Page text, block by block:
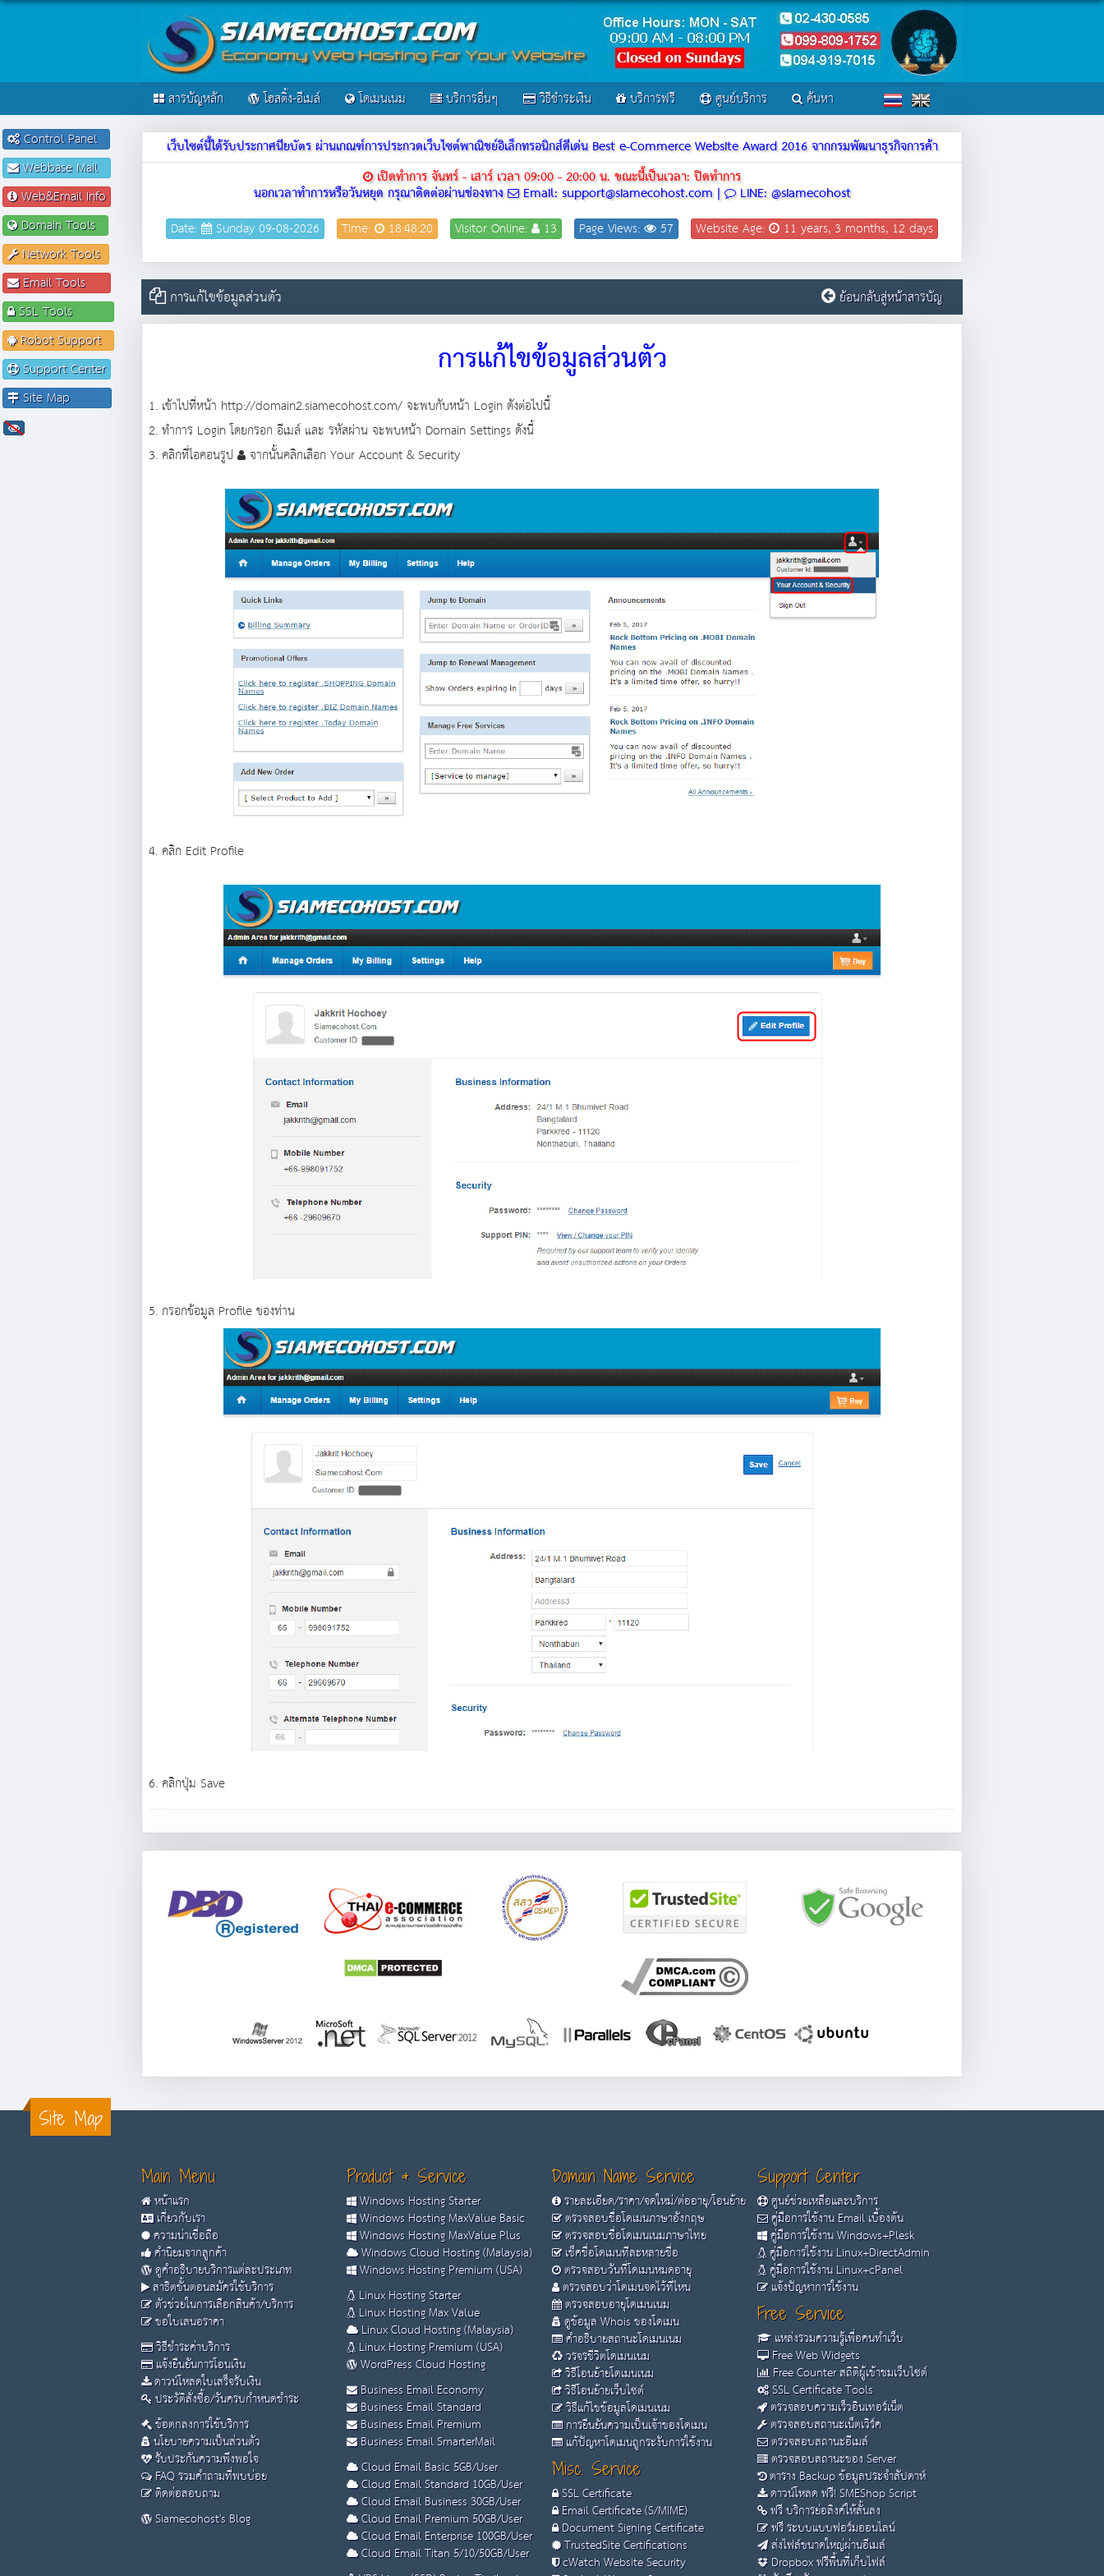
สารบัญหลัก โฮสติ้ง-อีเมล์ โดเมนเนม บริการอื่นๆ วิธีชำระเงิน บริการฟรี ศูนย์บริการ ค้นหา
เว็บไซต์นี้ได้รับประกาศนียบัตร ผ่านเกณฑ์การประกวดเว็บไซต์พาณิชย์อิเล็กทรอนิกส์ดีเด่น Best e-Commerce Website Award 2016 จากกรมพัฒนาธุรกิจการค้า
เปิดทำการ จันทร์ - เสาร์ เวลา 09:00 - 20:00 น.ขณะนี้เป็นเวลา: ปิดทำการ
นอกเวลาทำการหรือวันหยุด กรุณาติดต่อผ่านช่องทาง Email: support@siamecohost.com | LINE: @siamecohost
Date: Sunday 09-08-2026 Time: 18:48:20 Visitor Online: 13 Page Views: 57 Website Age: 11 years, 3 months, 12 days
การแก้ไขข้อมูลส่วนตัว ย้อนกลับสู่หน้าสารบัญ
การแก้ไขข้อมูลส่วนตัว
1. เข้าไปที่หน้า http://domain2.siamecohost.com/จะพบกับหน้า Login ดังต่อไปนี้
2. ทำการ Login โดยกรอก อีเมล์ และ รหัสผ่าน จะพบหน้า Domain Settings ดังนี้
3. คลิกที่ไอคอนรูป
จากนั้นคลิกเลือก Your Account & Security
4. คลิก Edit Profile
5. กรอกข้อมูล Profile ของท่าน
6. คลิกปุ่ม Save
Site Map
Main Menu
หน้าแรก
เกี่ยวกับเรา
ความน่าเชื่อถือ
คำนิยมจากลูกค้า
ดูคำอธิบายบริการแต่ละประเภท
สาธิตขั้นตอนสมัครใช้บริการ
ตัวช่วยในการเลือกสินค้า/บริการ
ขอใบเสนอราคา
วิธีชำระค่าบริการ
แจ้งยืนยันการโอนเงิน
ดาวน์โหลดใบเสร็จรับเงิน
ประวัติสั่งซื้อ/วันครบกำหนดชำระ
ข้อตกลงการใช้บริการ
นโยบายความเป็นส่วนตัว
รับประกันความพึงพอใจ
FAQ รวมคำถามที่พบบ่อย
ติดต่อสอบถาม
Siamecohost's Blog
Product & Service
Windows Hosting Starter
Windows Hosting MaxValue Basic
Windows Hosting MaxValue Plus
Windows Cloud Hosting (Malaysia)
Windows Hosting Premium (USA)
Linux Hosting Starter
Linux Hosting Max Value
Linux Cloud Hosting (Malaysia)
Linux Hosting Premium (USA)
WordPress Cloud Hosting
Business Email Economy
Business Email Standard
Business Email Premium
Business Email SmarterMail
Cloud Email Basic 5GB/User
Cloud Email Standard 10GB/User
Cloud Email Business 30GB/User
Cloud Email Premium 50GB/User
Cloud Email Enterprise 100GB/User
Cloud Email Titan 5/10/50GB/User
Domain Name Service
รายละเอียด/ราคา/จดใหม่/ต่ออายุ/โอนย้าย
ตรวจสอบชื่อโดเมนภาษาอังกฤษ
ตรวจสอบชื่อโดเมนเนมภาษาไทย
เช็คชื่อโดเมนทีละหลายชื่อ
ตรวจสอบวันที่โดเมนหมดอายุ
ตรวจสอบว่าโดเมนจดไว้ที่ไหน
ตรวจสอบอายุโดเมนเนม
ดูข้อมูล Whois ของโดเมน
คำอธิบายสถานะโดเมนเนม
วรจรชีวิตโดเมนเนม
วิธีโอนย้ายโดเมนเนม
วิธีโอนย้ายเว็บไซต์
วิธีแก้ไขข้อมูลโดเมนเนม
การยืนยันความเป็นเจ้าของโดเมน
แก้ปัญหาโดเมนถูกระงับการใช้งาน
Misc. Service
SSL Certificate
Email Certificate (S/MIME)
Document Signing Certificate
TrustedSite Certifications
cWatch Website Security
Support Center
ศูนย์ช่วยเหลือและบริการ
คู่มือการใช้งาน Email เบื้องต้น
คู่มือการใช้งาน Windows+Plesk
คู่มือการใช้งาน Linux+DirectAdmin
คู่มือการใช้งาน Linux+cPanel
แจ้งปัญหาการใช้งาน
Free Service
แหล่งรวมความรู้เพื่อคนทำเว็บ
Free Web Widgets
Free Counter สถิติผู้เข้าชมเว็บไซต์
SSL Certificate Tools
ตรวจสอบความเร็วอินเทอร์เน็ต
ตรวจสอบสถานะเน็ตเวิร์ค
ตรวจสอบสถานะอีเมล์
ตรวจสอบสถานะของ Server
ตาราง Backup ข้อมูลประจำสัปดาห์
ดาวน์โหลด ฟรี! SMEShop Script
ฟรี บริการย่อลิงค์ให้สั้นลง
ฟรี ระบบแบบฟอร์มออนไลน์
ส่งไฟล์ขนาดใหญ่ผ่านอีเมล์
Dropbox ฟรีพื้นที่เก็บไฟล์
Control Panel
Webbase Mail
Web&Email Info
Domain Tools
Network Tools
Email Tools
SSL Tools
Robot Support
Support Center
Site Map